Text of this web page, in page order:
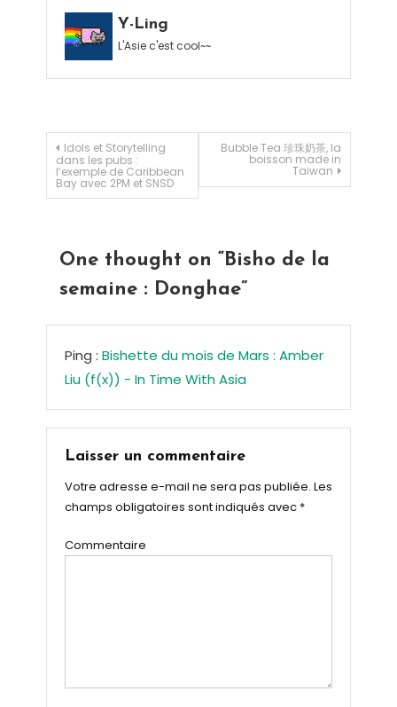
Y-Ling
L'Asie c'est cool~~
Navigation de l’article
Idols et Storytelling
dans les pubs :
l’exemple de Caribbean
Bay avec 2PM et SNSD
Bubble Tea 珍珠奶茶, la
boisson made in
Taiwan
One thought on “Bisho de la
semaine : Donghae”
Ping : Bishette du mois de Mars : Amber
Liu (f(x)) - In Time With Asia
Laisser un commentaire
Votre adresse e-mail ne sera pas publiée. Les
champs obligatoires sont indiqués avec *
Commentaire